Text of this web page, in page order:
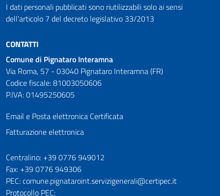
I dati personali pubblicati sono riutilizzabili solo ai sensi
dell'articolo 7 del decreto legislativo 33/2013
CONTATTI
Comune di Pignataro Interamna
Via Roma, 57 - 03040 Pignataro Interamna (FR)
Codice fiscale: 81003050606
P.IVA: 01495250605
Email e Posta elettronica Certificata
Fatturazione elettronica
Numeri utili
Centralino: +39 0776 949012
Fax: +39 0776 949306
PEC: comune.pignataroint.servizigenerali@certipec.it
Protocollo PEC: